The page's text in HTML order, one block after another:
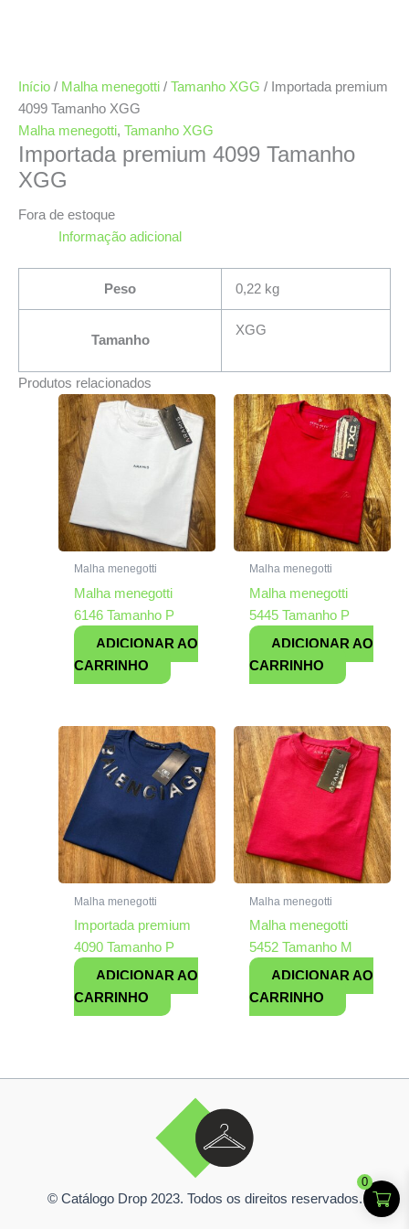
Início / Malha menegotti / Tamanho XGG / Importada premium
4099 Tamanho XGG
Malha menegotti, Tamanho XGG
Importada premium 4099 Tamanho
XGG
Fora de estoque
Informação adicional
Peso 0,22 kg
Tamanho
XGG
Produtos relacionados
Malha menegotti
Malha menegotti
6146 Tamanho P
ADICIONAR AO
CARRINHO
Malha menegotti
Malha menegotti
5445 Tamanho P
ADICIONAR AO
CARRINHO
Malha menegotti
Importada premium
4090 Tamanho P
ADICIONAR AO
CARRINHO
Malha menegotti
Malha menegotti
5452 Tamanho M
ADICIONAR AO
CARRINHO
© Catálogo Drop 2023. Todos os direitos reservados.
0